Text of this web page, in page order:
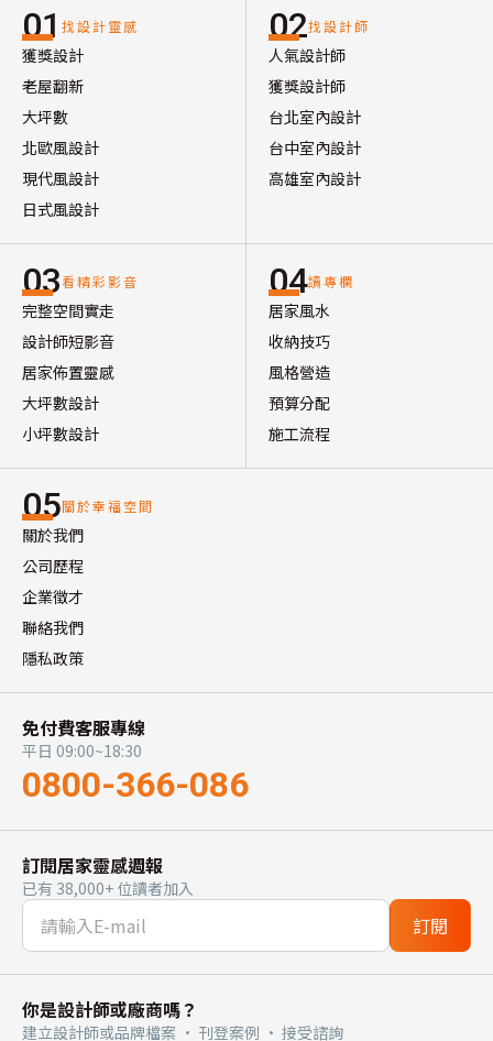
01 找設計靈感
獲獎設計
老屋翻新
大坪數
北歐風設計
現代風設計
日式風設計
02找設計師
人氣設計師
獲獎設計師
台北室內設計
台中室內設計
高雄室內設計
03看精彩影音
完整空間實走
設計師短影音
居家佈置靈感
大坪數設計
小坪數設計
04讀專欄
居家風水
收納技巧
風格營造
預算分配
施工流程
05關於幸福空間
關於我們
公司歷程
企業徵才
聯絡我們
隱私政策
免付費客服專線
平日 09:00~18:30
0800-366-086
訂閱居家靈感週報
已有 38,000+ 位讀者加入
訂閱
你是設計師或廠商嗎？
建立設計師或品牌檔案 · 刊登案例 · 接受諮詢